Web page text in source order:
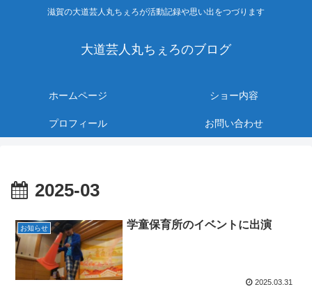
滋賀の大道芸人丸ちぇろが活動記録や思い出をつづります
大道芸人丸ちぇろのブログ
ホームページ ショー内容
プロフィール お問い合わせ
2025-03
お知らせ 学童保育所のイベントに出演
2025.03.31